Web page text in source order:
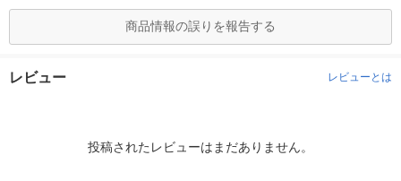
商品情報の誤りを報告する
レビュー レビューとは
投稿されたレビューはまだありません。